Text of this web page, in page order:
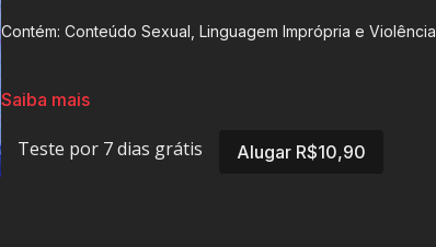
Contém: Conteúdo Sexual, Linguagem Imprópria e Violência
Duração:24 min
Saiba mais
Teste por 7 dias grátis Alugar R$10,90